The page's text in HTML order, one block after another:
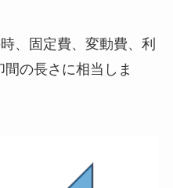
、固定費、変動費、利
の長さに相当しま